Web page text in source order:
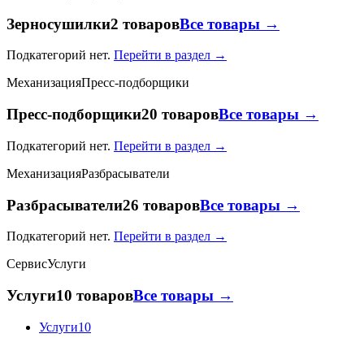
Зерносушилки2 товаровВсе товары →
Подкатегорий нет. Перейти в раздел →
МеханизацияПресс-подборщики
Пресс-подборщики20 товаровВсе товары →
Подкатегорий нет. Перейти в раздел →
МеханизацияРазбрасыватели
Разбрасыватели26 товаровВсе товары →
Подкатегорий нет. Перейти в раздел →
СервисУслуги
Услуги10 товаровВсе товары →
Услуги10